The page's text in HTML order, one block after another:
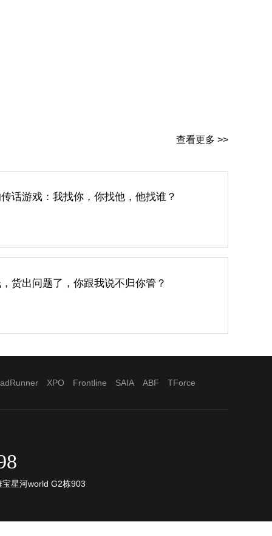
查看更多 >>
话游戏：我找你，你找他，他找谁？
货出问题了，你跟我说不归你管？
XPO Frontline SAIA ABF TForce
星河world G2栋903